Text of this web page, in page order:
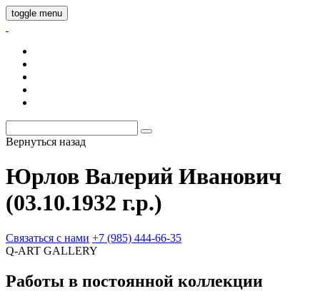
toggle menu
Вернуться назад
Юрлов Валерий Иванович
(03.10.1932 г.р.)
Связаться с нами +7 (985) 444-66-35
Q-ART GALLERY
Работы в постоянной коллекции